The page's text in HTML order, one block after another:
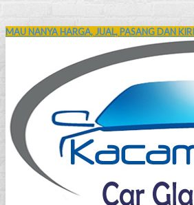
MAU NANYA HARGA, JUAL, PASANG DAN